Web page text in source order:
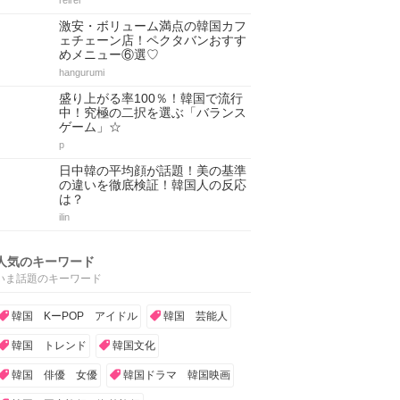
激安・ボリューム満点の韓国カフ
ェチェーン店！ペクタバンおすす
めメニュー⑥選♡
hangurumi
盛り上がる率100％！韓国で流行
中！究極の二択を選ぶ「バランス
ゲーム」☆
p
日中韓の平均顔が話題！美の基準
の違いを徹底検証！韓国人の反応
は？
ilin
気のキーワード
ま話題のキーワード
韓国 KーPOP アイドル 韓国 芸能人
韓国 トレンド 韓国文化
韓国 俳優 女優 韓国ドラマ 韓国映画